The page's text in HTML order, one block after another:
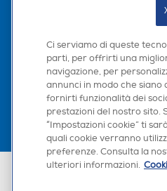
Scarica la nostra app
Euronics Italia SpA. Sede legale Via
Ci serviamo di queste
parti, per offrirti una
navigazione, per
annunci in modo che
fornirti funzionalità dei
prestazioni del nostro sito.
“Impostazioni cookie” ti
quali cookie verranno
preferenze. Consulta la
ulteriori informazioni.